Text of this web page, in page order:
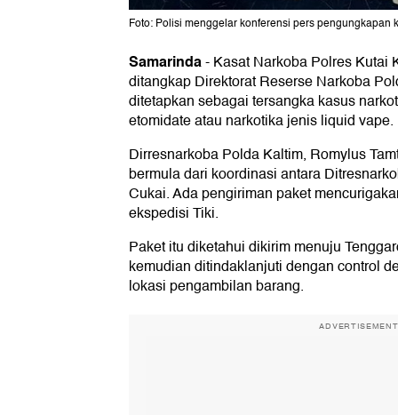
Foto: Polisi menggelar konferensi pers
Samarinda-Kasat Narkoba Polres Kutai
ditangkap Direktorat Reserse Narkoba
ditetapkan sebagai tersangka kasus
etomidate atau narkotika jenis liquid vape.
Dirresnarkoba Polda Kaltim, Romylus
bermula dari koordinasi antara
Cukai. Ada pengiriman paket
ekspedisi Tiki.
Paket itu diketahui dikirim menuju
kemudian ditindaklanjuti dengan control
lokasi pengambilan barang.
ADVERTISEMENT